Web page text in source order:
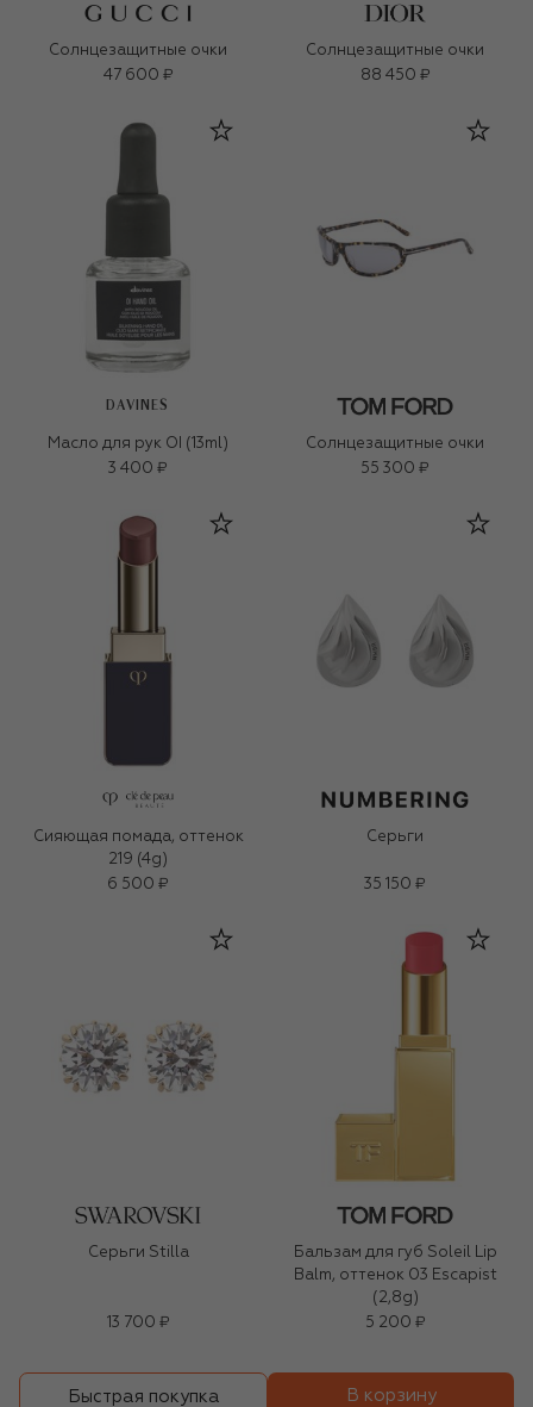
Солнцезащитные очки
47 600 ₽
Солнцезащитные очки
88 450 ₽
DAVINES
Масло для рук OI (13ml)
3 400 ₽
Солнцезащитные очки
55 300 ₽
Сияющая помада, оттенок
219 (4g)
6 500 ₽
Серьги
35 150 ₽
Серьги Stilla
13 700 ₽
Бальзам для губ Soleil Lip
Balm, оттенок 03 Escapist
(2,8g)
5 200 ₽
Быстрая покупка В корзину